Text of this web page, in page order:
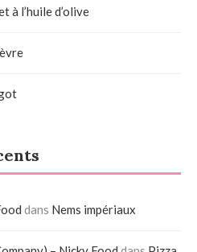
à l’huile d’olive
dans Nems impériaux